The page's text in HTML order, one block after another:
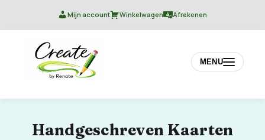
Mijn account Winkelwagen Afrekenen
MENU
Handgeschreven Kaarten